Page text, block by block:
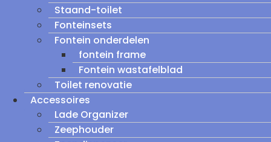
Staand-toilet
Fonteinsets
Fontein onderdelen
fontein frame
Fontein wastafelblad
Toilet renovatie
Accessoires
Lade Organizer
Zeephouder